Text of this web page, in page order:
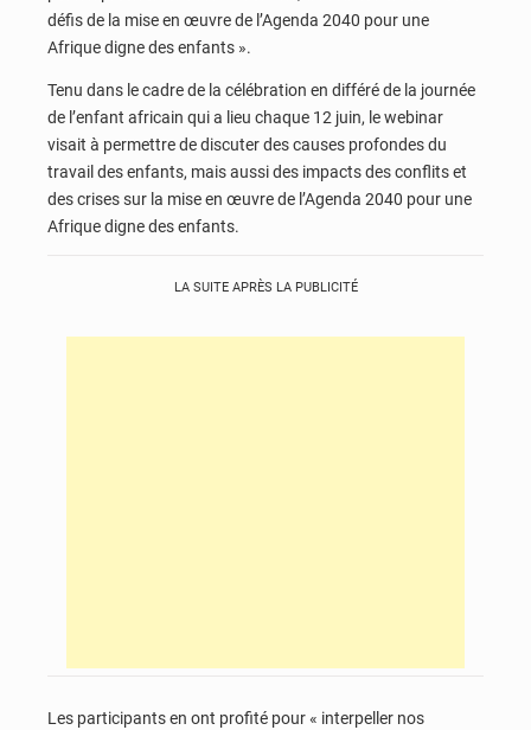
défis de la mise en œuvre de l’Agenda 2040 pour une
Afrique digne des enfants ».
Tenu dans le cadre de la célébration en différé de la journée
de l’enfant africain qui a lieu chaque 12 juin, le webinar
visait à permettre de discuter des causes profondes du
travail des enfants, mais aussi des impacts des conflits et
des crises sur la mise en œuvre de l’Agenda 2040 pour une
Afrique digne des enfants.
LA SUITE APRÈS LA PUBLICITÉ
Les participants en ont profité pour « interpeller nos